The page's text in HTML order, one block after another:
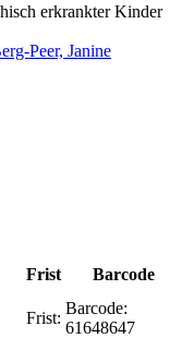
erkrankter Kinder
Peer, Janine
Frist
Barcode
Frist:
Barcode:
61648647